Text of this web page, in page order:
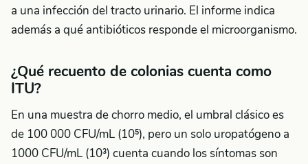
a una infección del tracto urinario. El informe indica
además a qué antibióticos responde el microorganismo.
¿Qué recuento de colonias cuenta como
ITU?
En una muestra de chorro medio, el umbral clásico es
de 100 000 CFU/mL (10⁵), pero un solo uropatógeno a
1000 CFU/mL (10³) cuenta cuando los síntomas son